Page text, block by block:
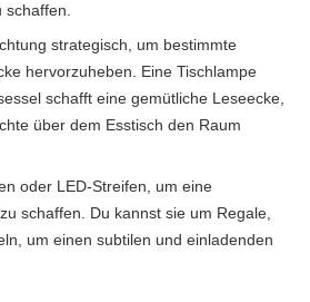
schaffen.
strategisch, um bestimmte
hervorzuheben. Eine Tischlampe
schafft eine gemütliche Leseecke,
über dem Esstisch den Raum
oder LED-Streifen, um eine
schaffen. Du kannst sie um Regale,
um einen subtilen und einladenden